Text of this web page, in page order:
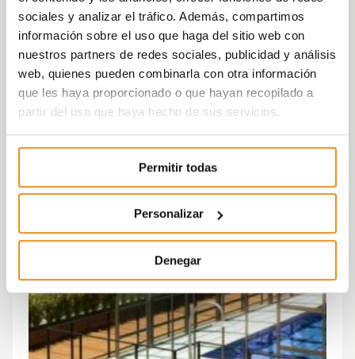
sociales y analizar el tráfico. Además, compartimos
información sobre el uso que haga del sitio web con
nuestros partners de redes sociales, publicidad y análisis
web, quienes pueden combinarla con otra información
que les haya proporcionado o que hayan recopilado a
partir del uso que haya hecho de sus servicios.
Permitir todas
Personalizar
Denegar